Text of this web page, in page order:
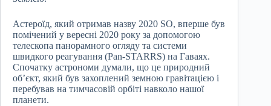
Астероїд, який отримав назву 2020 SO, вперше був
помічений у вересні 2020 року за допомогою
телескопа панорамного огляду та системи
швидкого реагування (Pan-STARRS) на Гаваях.
Спочатку астрономи думали, що це природний
об’єкт, який був захоплений земною гравітацією і
перебував на тимчасовій орбіті навколо нашої
планети.